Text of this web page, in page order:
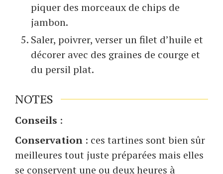
piquer des morceaux de chips de
jambon.
Saler, poivrer, verser un filet d’huile et
décorer avec des graines de courge et
du persil plat.
NOTES
Conseils :
Conservation : ces tartines sont bien sûr
meilleures tout juste préparées mais elles
se conservent une ou deux heures à